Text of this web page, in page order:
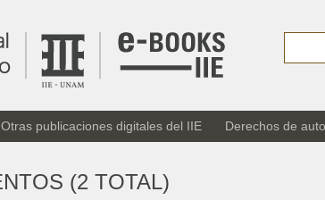
Otras publicaciones digitales del IIE Derechos de
(2 TOTAL)